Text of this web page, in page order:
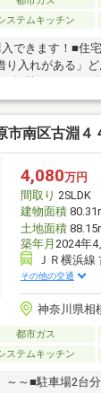
ステムキッチン
できます！■住
入れがある」ど
合せにつきまし
可能です！東亜
い事を取り入れ
しっかりと解消
ださい！ご見学予
気軽にお電話く
よりお問合せ頂け
市南区古淵４
4,080万円
間取り 2SLDK
建物面積
土地面積
築年月 2024年
ＪＲ横浜
その他の交通
神奈川県相
都市ガス
ステムキッチン
～■駐車場2台分